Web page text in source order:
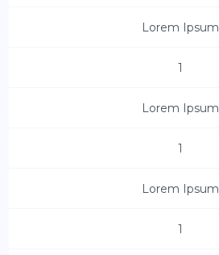
Lorem Ipsum
1
Lorem Ipsum
1
Lorem Ipsum
1